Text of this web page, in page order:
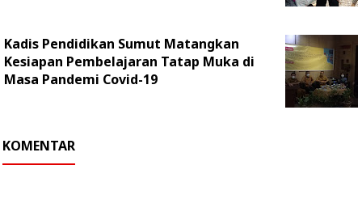
Kadis Pendidikan Sumut Matangkan
Kesiapan Pembelajaran Tatap Muka di
Masa Pandemi Covid-19
KOMENTAR